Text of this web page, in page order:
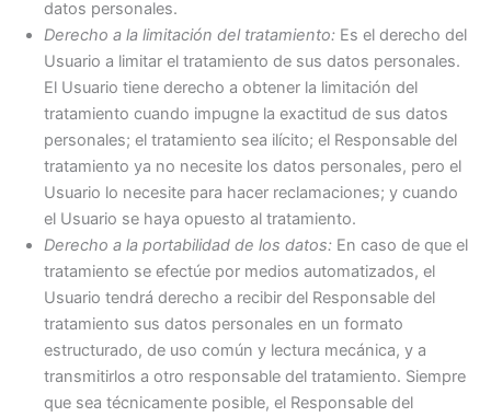
datos personales.
Derecho a la limitación del tratamiento: Es el derecho del
Usuario a limitar el tratamiento de sus datos personales.
El Usuario tiene derecho a obtener la limitación del
tratamiento cuando impugne la exactitud de sus datos
personales; el tratamiento sea ilícito; el Responsable del
tratamiento ya no necesite los datos personales, pero el
Usuario lo necesite para hacer reclamaciones; y cuando
el Usuario se haya opuesto al tratamiento.
Derecho a la portabilidad de los datos: En caso de que el
tratamiento se efectúe por medios automatizados, el
Usuario tendrá derecho a recibir del Responsable del
tratamiento sus datos personales en un formato
estructurado, de uso común y lectura mecánica, y a
transmitirlos a otro responsable del tratamiento. Siempre
que sea técnicamente posible, el Responsable del